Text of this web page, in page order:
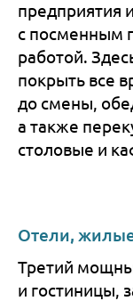
предприятия
с посменным
работой.
покрыть все
до смены,
а также
столовые и
Отели,
Третий
и гостиницы,